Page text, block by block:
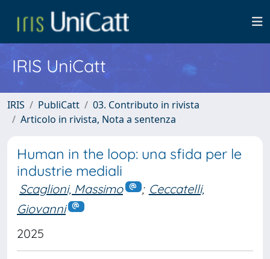
IRIS UniCatt
IRIS PubliCatt
03. Contributo in rivista
Articolo in rivista, Nota a sentenza
Human in the loop: una sfida per le
industrie mediali
Scaglioni, Massimo ; Ceccatelli,
Giovanni
2025